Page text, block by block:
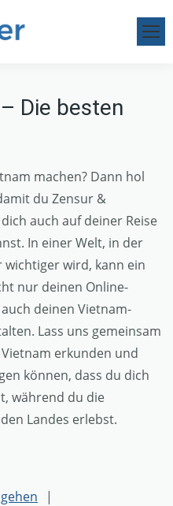
Die besten
machen? Dann hol
du Zensur &
auch auf deiner Reise
In einer Welt, in der
wird, kann ein
nur deinen Online-
deinen Vietnam-
Lass uns gemeinsam
erkunden und
können, dass du dich
während du die
Landes erlebst.
|